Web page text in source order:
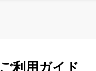
ご利用ガイド